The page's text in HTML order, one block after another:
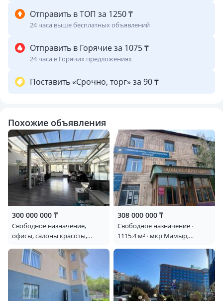
офисное здание
медицинский центр
учебный центр
представительство компании
крайне редко, что делает предложение особенно
Отличный вариант для стабильных инвестиций и
успешного развития бизнеса!
Отправить в ТОП за 1250 ₸
24 часа выше бесплатных объявлений
Отправить в Горячие за 1075 ₸
24 часа в Горячих предложениях
Поставить «Срочно, торг» за 90 ₸
Похожие объявления
300 000 000 ₸
Свободное назначение,
офисы, салоны красоты,
образование, развлечения ·
234 м² · Аль-Фараби 19 —
Померанцева
308 000 000 ₸
Свободное назначение ·
1115.4 м² · мкр Мамыр,